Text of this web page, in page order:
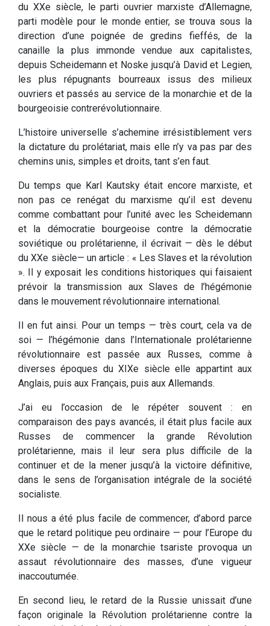
du XXe siècle, le parti ouvrier marxiste d’Allemagne,
parti modèle pour le monde entier, se trouva sous la
direction d’une poignée de gredins fieffés, de la
canaille la plus immonde vendue aux capitalistes,
depuis Scheidemann et Noske jusqu’à David et Legien,
les plus répugnants bourreaux issus des milieux
ouvriers et passés au service de la monarchie et de la
bourgeoisie contrerévolutionnaire.
L’histoire universelle s’achemine irrésistiblement vers
la dictature du prolétariat, mais elle n’y va pas par des
chemins unis, simples et droits, tant s’en faut.
Du temps que Karl Kautsky était encore marxiste, et
non pas ce renégat du marxisme qu’il est devenu
comme combattant pour l’unité avec les Scheidemann
et la démocratie bourgeoise contre la démocratie
soviétique ou prolétarienne, il écrivait — dès le début
du XXe siècle— un article : « Les Slaves et la révolution
». Il y exposait les conditions historiques qui faisaient
prévoir la transmission aux Slaves de l’hégémonie
dans le mouvement révolutionnaire international.
Il en fut ainsi. Pour un temps — très court, cela va de
soi — l’hégémonie dans l’Internationale prolétarienne
révolutionnaire est passée aux Russes, comme à
diverses époques du XIXe siècle elle appartint aux
Anglais, puis aux Français, puis aux Allemands.
J’ai eu l’occasion de le répéter souvent : en
comparaison des pays avancés, il était plus facile aux
Russes de commencer la grande Révolution
prolétarienne, mais il leur sera plus difficile de la
continuer et de la mener jusqu’à la victoire définitive,
dans le sens de l’organisation intégrale de la société
socialiste.
Il nous a été plus facile de commencer, d’abord parce
que le retard politique peu ordinaire — pour l’Europe du
XXe siècle — de la monarchie tsariste provoqua un
assaut révolutionnaire des masses, d’une vigueur
inaccoutumée.
En second lieu, le retard de la Russie unissait d’une
façon originale la Révolution prolétarienne contre la